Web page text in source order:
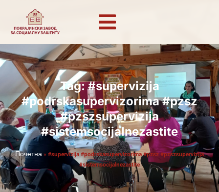
Tag: #supervizija
#podrskasupervizorima #pzsz
#pzszsupervizija
#sistemsocijalnezastite
Почетна » #supervizija #podrskasupervizorima #pzsz #pzszsupervizija
#sistemsocijalnezastite